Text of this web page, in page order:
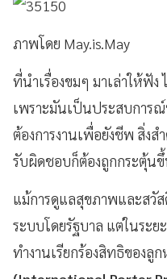
ภาพโดย May.is.May
ที่นำเรื่องขมๆ มาเล่าให้ฟัง
เพราะมันเป็นประสบการ
ต้องการงานเพื่อยังชีพ สิ่งส
รับผิดชอบก็ต้องถูกกระตุ้น
แม้การดูแลสุขภาพและสวั
ระบบโดยรัฐบาล แต่ในระ
ทำงานเรียกร้องสิทธิของลู